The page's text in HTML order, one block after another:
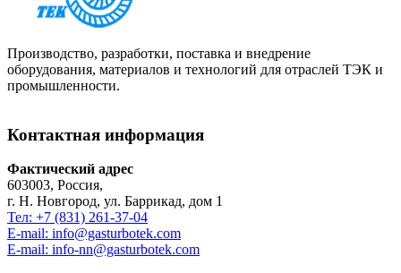
Производство, разработки, поставка и внедрение
оборудования, материалов и технологий для отраслей ТЭК и
промышленности.
Контактная информация
Фактический адрес
603003, Россия,
г. Н. Новгород, ул. Баррикад, дом 1
Тел: +7 (831) 261-37-04
E-mail: info@gasturbotek.com
E-mail: info-nn@gasturbotek.com